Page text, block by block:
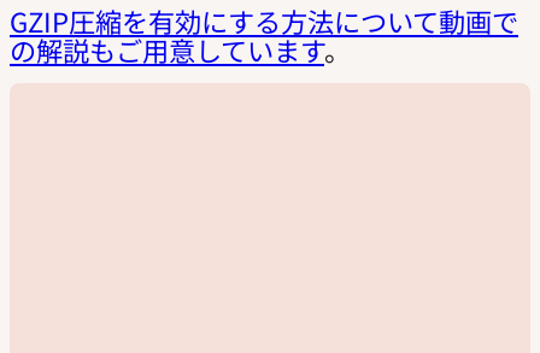
GZIP圧縮を有効にする方法について動画で
の解説もご用意しています。